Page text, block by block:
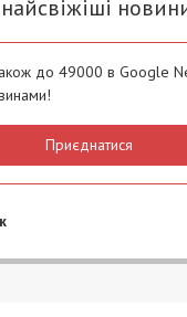
до 49000 в Google
Приєднатися